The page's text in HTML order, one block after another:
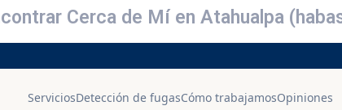
Cerca de Mí en Atahualpa